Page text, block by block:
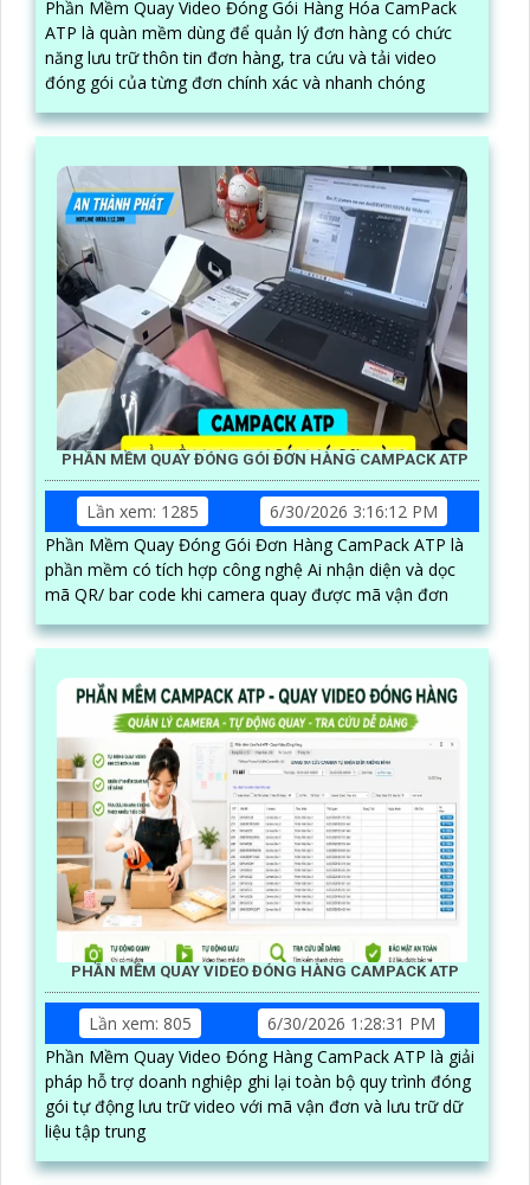
Phần Mềm Quay Video Đóng Gói Hàng Hóa CamPack
ATP là quàn mềm dùng để quản lý đơn hàng có chức
năng lưu trữ thôn tin đơn hàng, tra cứu và tải video
đóng gói của từng đơn chính xác và nhanh chóng
PHẦN MỀM QUAY ĐÓNG GÓI ĐƠN HÀNG CAMPACK ATP
Lần xem: 1285
6/30/2026 3:16:12 PM
Phần Mềm Quay Đóng Gói Đơn Hàng CamPack ATP là
phần mềm có tích hợp công nghệ Ai nhận diện và dọc
mã QR/ bar code khi camera quay được mã vận đơn
PHẦN MỀM QUAY VIDEO ĐÓNG HÀNG CAMPACK ATP
Lần xem: 805
6/30/2026 1:28:31 PM
Phần Mềm Quay Video Đóng Hàng CamPack ATP là giải
pháp hỗ trợ doanh nghiệp ghi lại toàn bộ quy trình đóng
gói tự động lưu trữ video với mã vận đơn và lưu trữ dữ
liệu tập trung